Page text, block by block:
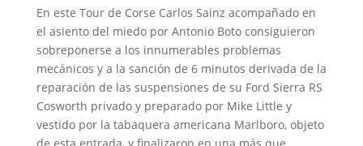
En este Tour de Corse Carlos Sainz acompañado en
el asiento del miedo por Antonio Boto consiguieron
sobreponerse a los innumerables problemas
mecánicos y a la sanción de 6 minutos derivada de la
reparación de las suspensiones de su Ford Sierra RS
Cosworth privado y preparado por Mike Little y
vestido por la tabaquera americana Marlboro, objeto